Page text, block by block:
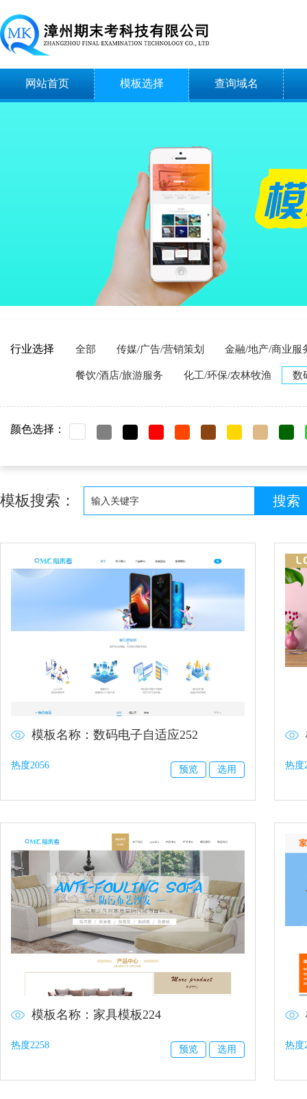
网站首页 模板选择 查询域名
行业选择 全部 传媒/广告/营销策划 金融/地产/商业服
餐饮/酒店/旅游服务 化工/环保/农林牧渔 数
颜色选择：
模板搜索：
模板名称：数码电子自适应252
热度2056 预览 选用 热度
模板名称：家具模板224
热度2258 预览 选用 热度